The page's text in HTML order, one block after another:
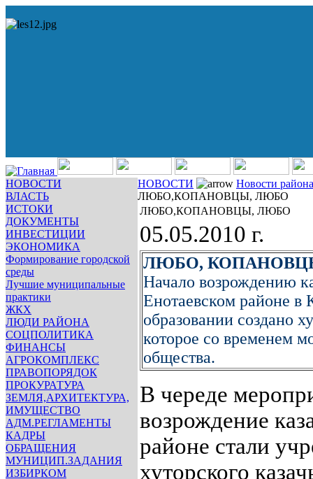
НОВОСТИ
ВЛАСТЬ
ИСТОКИ
ДОКУМЕНТЫ
ИНВЕСТИЦИИ
ЭКОНОМИКА
Формирование городской
среды
Лучшие муниципальные
практики
ЖКХ
ЛЮДИ РАЙОНА
СОЦПОЛИТИКА
ФИНАНСЫ
АГРОКОМПЛЕКС
ПРАВОПОРЯДОК
ПРОКУРАТУРА
ЗЕМЛЯ,АРХИТЕКТУРА,
ИМУЩЕСТВО
АДМ.РЕГЛАМЕНТЫ
КАДРЫ
ОБРАЩЕНИЯ
МУНИЦИП.ЗАДАНИЯ
ИЗБИРКОМ
НОВОСТИ
Новости района
ЛЮБО,КОПАНОВЦЫ, ЛЮБО
ЛЮБО,КОПАНОВЦЫ, ЛЮБО
05.05.2010 г.
ЛЮБО,
Начало возрождению
Енотаевском районе
образовании создано
которое со временем
общества.
В череде
возрождение
районе стали
хуторского